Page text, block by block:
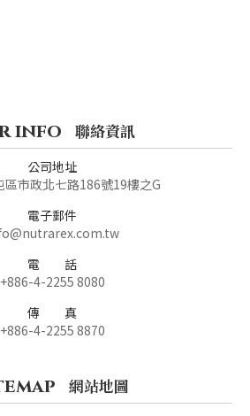
info 聯絡資訊
公司地址
區市政北七路186號19樓之G
電子郵件
電 話
+886-4-2255 8080
傳 真
+886-4-2255 8870
網站地圖